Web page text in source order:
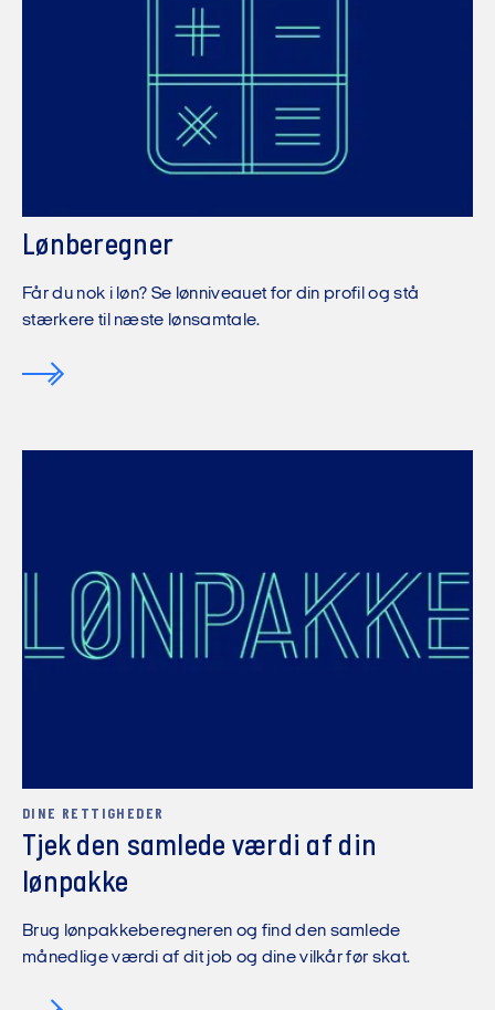
Lønberegner
Får du nok i løn? Se lønniveauet for din profil og stå
stærkere til næste lønsamtale.
DINE RETTIGHEDER
Tjek den samlede værdi af din
lønpakke
Brug lønpakkeberegneren og find den samlede
månedlige værdi af dit job og dine vilkår før skat.